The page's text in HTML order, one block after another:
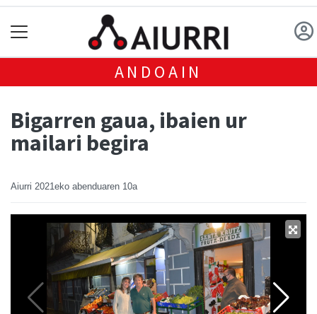
ANDOAIN
Bigarren gaua, ibaien ur
mailari begira
Aiurri 2021eko abenduaren 10a